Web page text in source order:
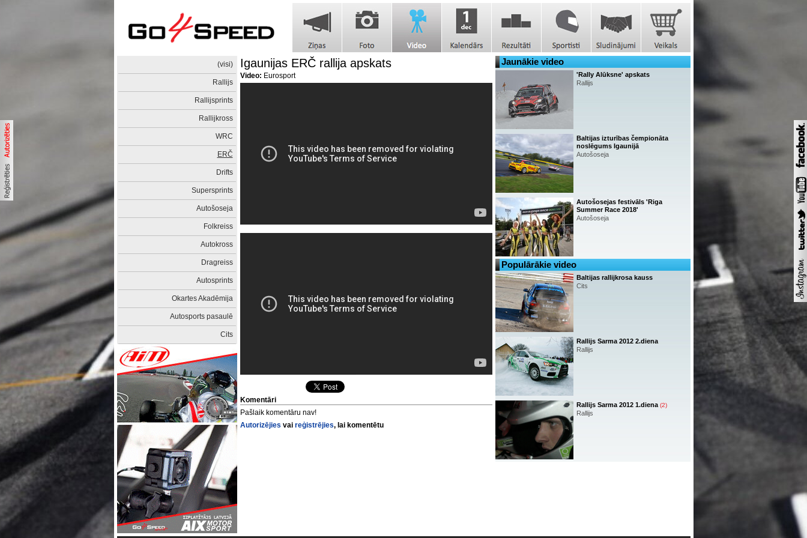
(visi)
Rallijs
Rallijsprints
Rallijkross
WRC
ERČ
Drifts
Supersprints
Autošoseja
Folkreiss
Autokross
Dragreiss
Autosprints
Okartes Akadēmija
Autosports pasaulē
Cits
Igaunijas ERČ rallija apskats
Video: Eurosport
Komentāri
Pašlaik komentāru nav!
Autorizējies vai reģistrējies, lai komentētu
Jaunākie video
'Rally Alūksne' apskats
Rallijs
Baltijas izturības čempionāta
noslēgums Igaunijā
Autošoseja
Autošosejas festivāls 'Riga
Summer Race 2018'
Autošoseja
Populārākie video
Baltijas rallijkrosa kauss
Cits
Rallijs Sarma 2012 2.diena
Rallijs
Rallijs Sarma 2012 1.diena (2)
Rallijs